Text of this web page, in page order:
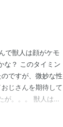
で獣人は顔がケモ
な？ このタイミン
ですが、微妙な性
じさんを期待して
が。。。 獣人は獣
ゲロウ実装が遅れ